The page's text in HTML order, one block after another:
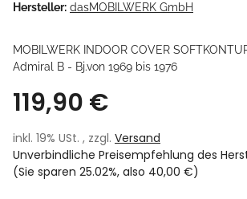
Hersteller: dasMOBILWERK GmbH
MOBILWERK INDOOR COVER
Admiral B - Bj.von 1969 bis 1976
119,90 €
inkl. 19% USt. , zzgl. Versand
Unverbindliche Preisempfehlung des
(Sie sparen 25.02%, also 40,00 €)